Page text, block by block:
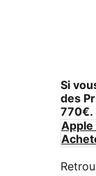
Si
des
770€.
Apple